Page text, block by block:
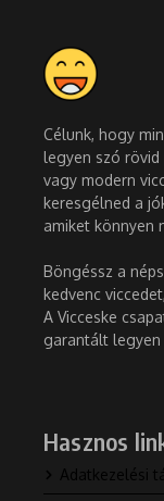
Célunk, hogy
legyen szó
vagy modern
keresgélned a
amiket könnyen
Böngéssz a
kedvenc
A Vicceske
garantált
Hasznos
Adatkezelési